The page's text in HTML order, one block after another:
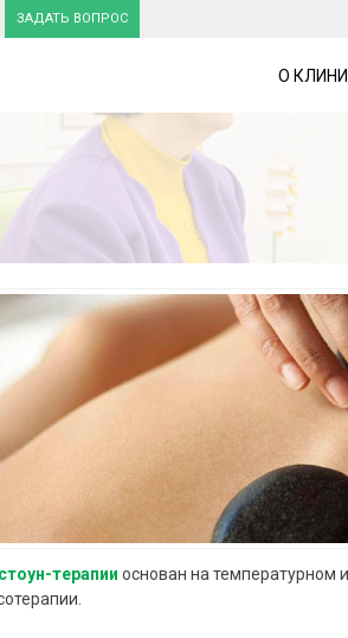
ЗАДАТЬ ВОПРОС
О
терапии основан на температурном